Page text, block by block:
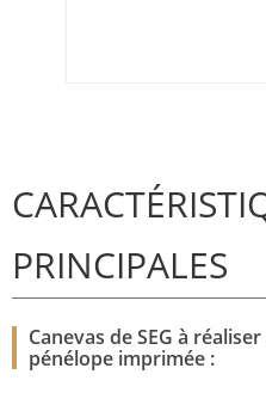
PRINCIPALES
Canevas de SEG à
pénélope imprimée :